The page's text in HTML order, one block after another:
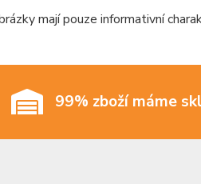
mají pouze informativní
99% zboží máme